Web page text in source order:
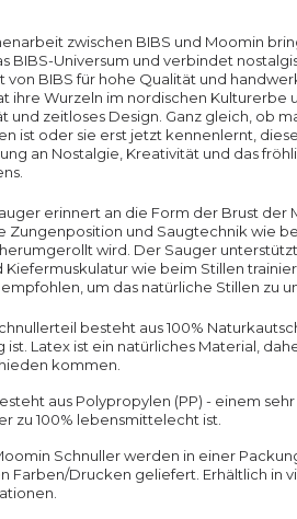
zwischen BIBS und Moomin
BIBS-Universum und verbindet
von BIBS für hohe Qualität und
ihre Wurzeln im nordischen Kulturerbe
und zeitloses Design. Ganz gleich, ob
ist oder sie erst jetzt kennenlernt,
an Nostalgie, Kreativität und das
erinnert an die Form der Brust der
Zungenposition und Saugtechnik wie
wird. Der Sauger
Kiefermuskulatur wie beim Stillen
um das natürliche Stillen zu
besteht aus 100%
ist. Latex ist ein natürliches Material,
kommen.
aus Polypropylen (PP) - einem
zu 100% lebensmittelecht ist.
Schnuller werden in einer
Farben/Drucken geliefert. Erhältlich in